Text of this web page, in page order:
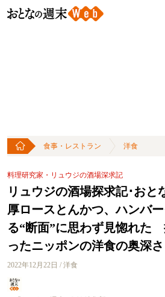
食事・レストラン 洋食
料理研究家・リュウジの酒場深求記
リュウジの酒場探求記･おと
厚ロースとんかつ、ハンバ
る“断面”に思わず見惚れた
ったニッポンの洋食の奥深さ
2022年12月22日 / 洋食